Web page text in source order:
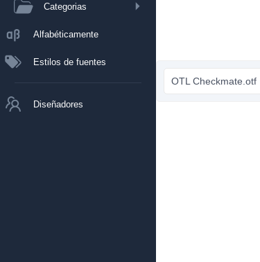
Categorias
Alfabéticamente
Estilos de fuentes
Diseñadores
OTL Checkmate.otf